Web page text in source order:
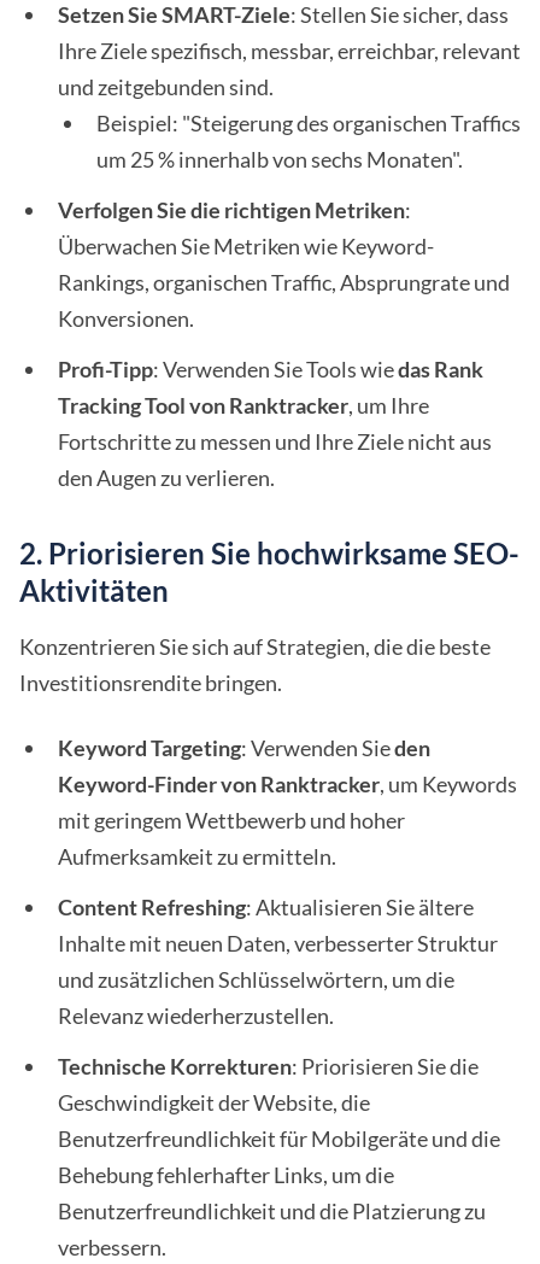
Setzen Sie SMART-Ziele: Stellen Sie sicher, dass
Ihre Ziele spezifisch, messbar, erreichbar, relevant
und zeitgebunden sind.
Beispiel: "Steigerung des organischen Traffics
um 25 % innerhalb von sechs Monaten".
Verfolgen Sie die richtigen Metriken:
Überwachen Sie Metriken wie Keyword-
Rankings, organischen Traffic, Absprungrate und
Konversionen.
Profi-Tipp: Verwenden Sie Tools wiedas Rank
Tracking Tool von Ranktracker, um Ihre
Fortschritte zu messen und Ihre Ziele nicht aus
den Augen zu verlieren.
2. Priorisieren Sie hochwirksame SEO-
Aktivitäten
Konzentrieren Sie sich auf Strategien, die die beste
Investitionsrendite bringen.
Keyword Targeting: Verwenden Sieden
Keyword-Finder von Ranktracker, um Keywords
mit geringem Wettbewerb und hoher
Aufmerksamkeit zu ermitteln.
Content Refreshing: Aktualisieren Sie ältere
Inhalte mit neuen Daten, verbesserter Struktur
und zusätzlichen Schlüsselwörtern, um die
Relevanz wiederherzustellen.
Technische Korrekturen: Priorisieren Sie die
Geschwindigkeit der Website, die
Benutzerfreundlichkeit für Mobilgeräte und die
Behebung fehlerhafter Links, um die
Benutzerfreundlichkeit und die Platzierung zu
verbessern.